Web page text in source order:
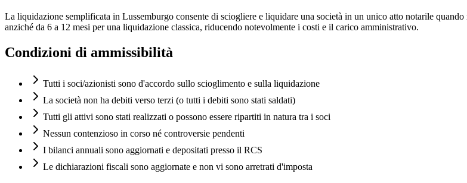
La liquidazione semplificata in Lussemburgo consente di sciogliere e liquidare una società in un unico atto notarile
anziché da 6 a 12 mesi per una liquidazione classica, riducendo notevolmente i costi e il carico amministrativo.
Condizioni di ammissibilità
Tutti i soci/azionisti sono d'accordo sullo scioglimento e sulla liquidazione
La società non ha debiti verso terzi (o tutti i debiti sono stati saldati)
Tutti gli attivi sono stati realizzati o possono essere ripartiti in natura tra i soci
Nessun contenzioso in corso né controversie pendenti
I bilanci annuali sono aggiornati e depositati presso il RCS
Le dichiarazioni fiscali sono aggiornate e non vi sono arretrati d'imposta